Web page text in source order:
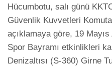
Hücumbotu, salı günü
Güvenlik Kuvvetleri
açıklamaya göre, 19
Spor Bayramı etkinlikleri
Denizaltısı (S-360) Girne